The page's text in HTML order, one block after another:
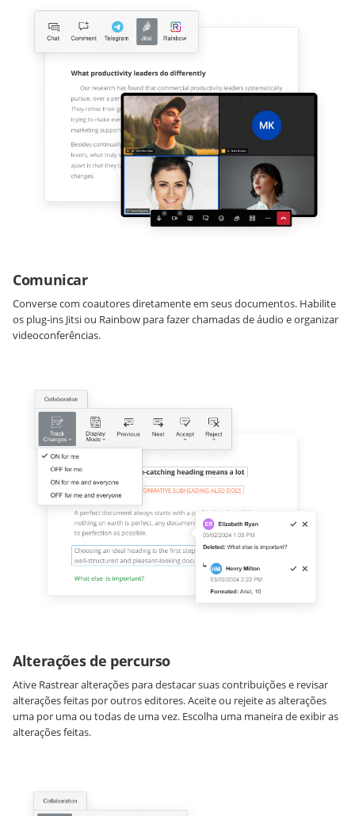
Comunicar
Converse com coautores diretamente em seus documentos. Habilite
os plug-ins Jitsi ou Rainbow para fazer chamadas de áudio e organizar
videoconferências.
Alterações de percurso
Ative Rastrear alterações para destacar suas contribuições e revisar
alterações feitas por outros editores. Aceite ou rejeite as alterações
uma por uma ou todas de uma vez. Escolha uma maneira de exibir as
alterações feitas.